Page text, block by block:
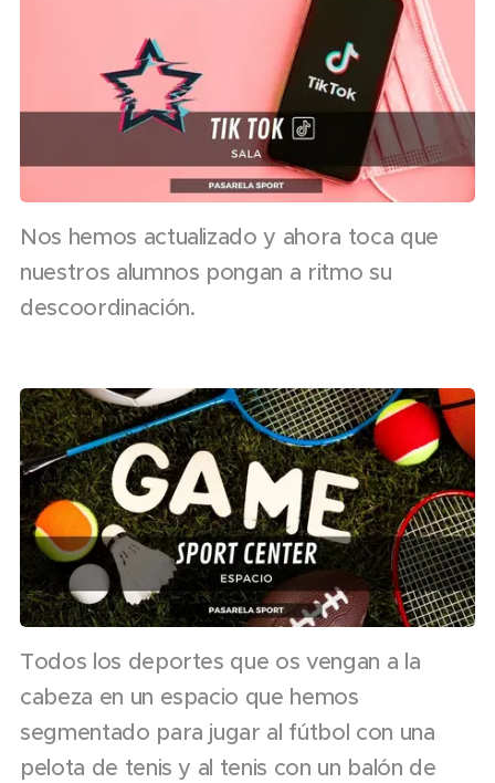
Nos hemos actualizado y ahora toca que
nuestros alumnos pongan a ritmo su
descoordinación.
Todos los deportes que os vengan a la
cabeza en un espacio que hemos
segmentado para jugar al fútbol con una
pelota de tenis y al tenis con un balón de